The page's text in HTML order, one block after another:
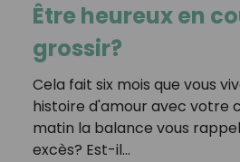
Être heureux en
grossir?
Cela fait six mois que vous
histoire d'amour avec votre
matin la balance vous
excès? Est-il…